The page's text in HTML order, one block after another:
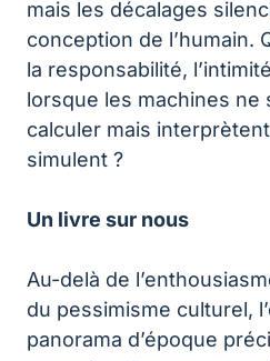
mais les décalages
conception de l’humain.
la responsabilité,
lorsque les machines ne
calculer mais
simulent ?
Un livre sur nous
Au-delà de
du pessimisme culturel,
panorama d’époque